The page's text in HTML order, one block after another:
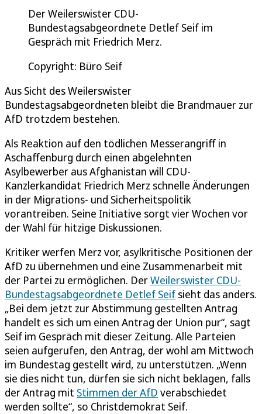
Der Weilerswister CDU-
Bundestagsabgeordnete Detlef Seif im
Gespräch mit Friedrich Merz.
Copyright: Büro Seif
Aus Sicht des Weilerswister
Bundestagsabgeordneten bleibt die Brandmauer zur
AfD trotzdem bestehen.
Als Reaktion auf den tödlichen Messerangriff in
Aschaffenburg durch einen abgelehnten
Asylbewerber aus Afghanistan will CDU-
Kanzlerkandidat Friedrich Merz schnelle Änderungen
in der Migrations- und Sicherheitspolitik
vorantreiben. Seine Initiative sorgt vier Wochen vor
der Wahl für hitzige Diskussionen.
Kritiker werfen Merz vor, asylkritische Positionen der
AfD zu übernehmen und eine Zusammenarbeit mit
der Partei zu ermöglichen. DerWeilerswister CDU-
Bundestagsabgeordnete Detlef Seif sieht das anders.
„Bei dem jetzt zur Abstimmung gestellten Antrag
handelt es sich um einen Antrag der Union pur“, sagt
Seif im Gespräch mit dieser Zeitung. Alle Parteien
seien aufgerufen, den Antrag, der wohl am Mittwoch
im Bundestag gestellt wird, zu unterstützen. „Wenn
sie dies nicht tun, dürfen sie sich nicht beklagen, falls
der Antrag mit Stimmen der AfD verabschiedet
werden sollte“, so Christdemokrat Seif.